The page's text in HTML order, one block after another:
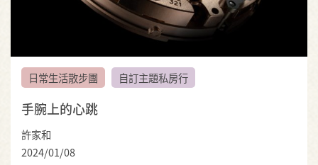
日常生活散步團 自訂主題私房行
手腕上的心跳
許家和
2024/01/08